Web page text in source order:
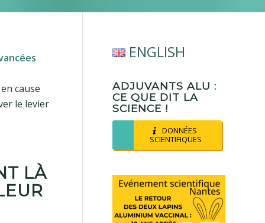
cause
le levier
LÀ
ENGLISH
ADJUVANTS ALU :
CE QUE DIT LA
SCIENCE !
DONNÉES
SCIENTIFIQUES